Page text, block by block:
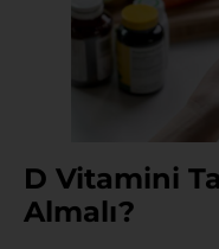
D Vitamini
Almalı?